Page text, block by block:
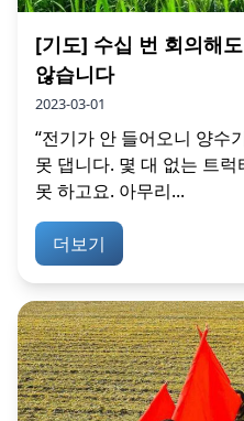
[기도] 수십 번 회의해
않습니다
2023-03-01
“전기가 안 들어오니 양수
못 댑니다. 몇 대 없는 트
못 하고요. 아무리...
더보기